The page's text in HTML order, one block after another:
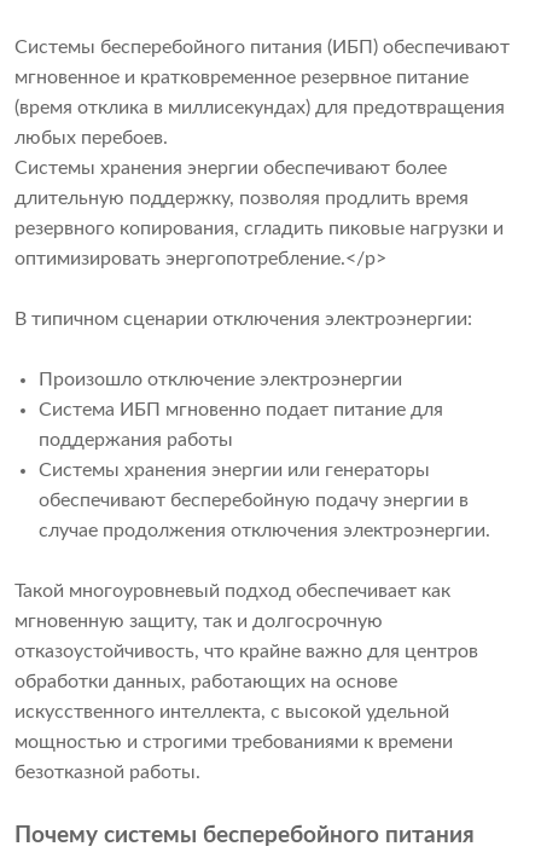
Системы бесперебойного питания (ИБП) обеспечивают
мгновенное и кратковременное резервное питание
(время отклика в миллисекундах) для предотвращения
любых перебоев.
Системы хранения энергии обеспечивают более
длительную поддержку, позволяя продлить время
резервного копирования, сгладить пиковые нагрузки и
оптимизировать энергопотребление.</p>
В типичном сценарии отключения электроэнергии:
Произошло отключение электроэнергии
Система ИБП мгновенно подает питание для
поддержания работы
Системы хранения энергии или генераторы
обеспечивают бесперебойную подачу энергии в
случае продолжения отключения электроэнергии.
Такой многоуровневый подход обеспечивает как
мгновенную защиту, так и долгосрочную
отказоустойчивость, что крайне важно для центров
обработки данных, работающих на основе
искусственного интеллекта, с высокой удельной
мощностью и строгими требованиями к времени
безотказной работы.
Почему системы бесперебойного питания